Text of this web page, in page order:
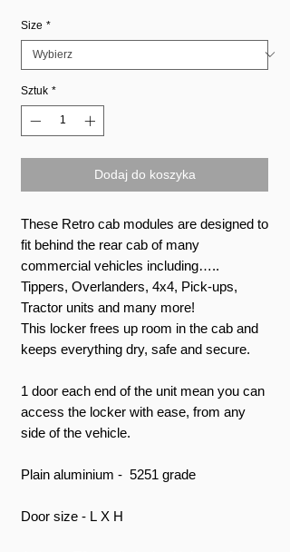
Size *
Sztuk *
Dodaj do koszyka
These Retro cab modules are designed to
fit behind the rear cab of many
commercial vehicles including…..
Tippers, Overlanders, 4x4, Pick-ups,
Tractor units and many more!
This locker frees up room in the cab and
keeps everything dry, safe and secure.
1 door each end of the unit mean you can
access the locker with ease, from any
side of the vehicle.
Plain aluminium - 5251 grade
Door size - L X H